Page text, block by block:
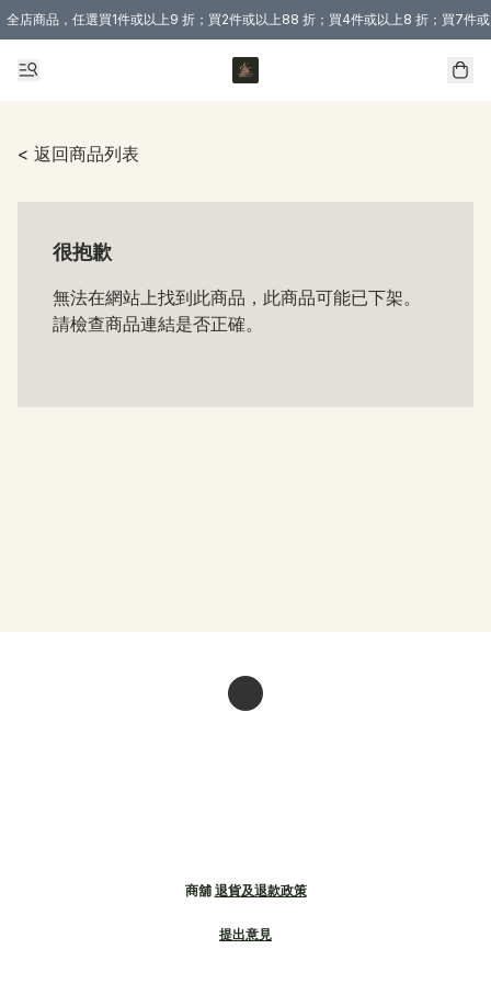
全店商品，任選買1件或以上9 折；買2件或以上88 折；買4件或以上8 折；買7件
購買 3 件商品或以上即享免運費優惠！（適用於 本地送貨、本地取貨 )
< 返回商品列表
很抱歉
無法在網站上找到此商品，此商品可能已下架。
請檢查商品連結是否正確。
商舖 退貨及退款政策
提出意見